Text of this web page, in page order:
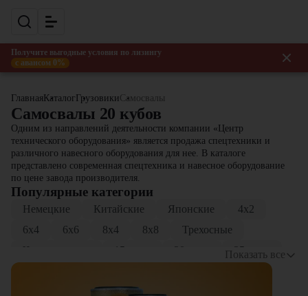
Получите выгодные условия по лизингу
с авансом 0%
Главная Каталог ГрузовикиСамосвалы
Самосвалы 20 кубов
Одним из направлений деятельности компании «Центр
технического оборудования» является продажа спецтехники и
различного навесного оборудования для нее. В каталоге
представлено современная спецтехника и навесное оборудование
по цене завода производителя.
Популярные категории
Немецкие Китайские Японские
4x2
6x4
6x6 8x4 8x8
Трехосные
Четырехосные
15 тонн 20 тонн
25 тонн
Показать все